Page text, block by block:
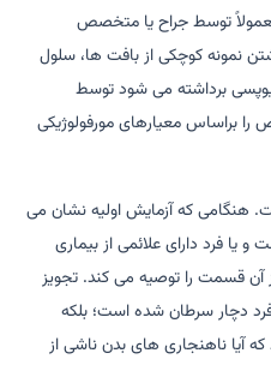
توسط جراح یا متخصص
نمونه کوچکی از بافت ها، سلول
برداشته می شود توسط
براساس معیارهای مورفولوژیکی
هنگامی که آزمایش اولیه نشان می
یا فرد دارای علائمی از بیماری
قسمت را توصیه می کند. تجویز
دچار سرطان شده است؛ بلکه
آیا ناهنجاری های بدن ناشی از